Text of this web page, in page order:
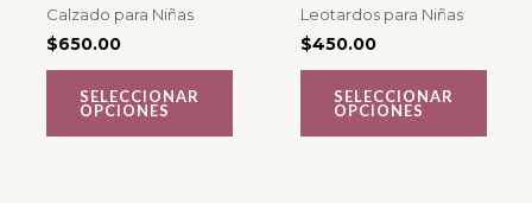
Calzado para Niñas
$650.00
SELECCIONAR
OPCIONES
Las
opciones
pueden
Leotardos para Niñas
$450.00
SELECCIONAR
OPCIONES
Las
opciones
pueden